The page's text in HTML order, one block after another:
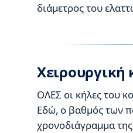
διάμετρος του
Χειρουργική
ΟΛΕΣ οι κήλες του
Εδώ, ο βαθμός των
χρονοδιάγραμμα